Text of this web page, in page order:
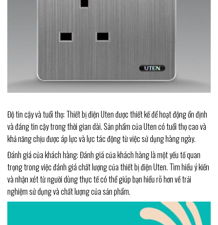
Độ tin cậy và tuổi thọ: Thiết bị điện Uten được thiết kế để hoạt động ổn định
và đáng tin cậy trong thời gian dài. Sản phẩm của Uten có tuổi thọ cao và
khả năng chịu được áp lực và lực tác động từ việc sử dụng hàng ngày.
Đánh giá của khách hàng: Đánh giá của khách hàng là một yếu tố quan
trọng trong việc đánh giá chất lượng của thiết bị điện Uten. Tìm hiểu ý kiến
và nhận xét từ người dùng thực tế có thể giúp bạn hiểu rõ hơn về trải
nghiệm sử dụng và chất lượng của sản phẩm.